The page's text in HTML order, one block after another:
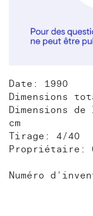
Date: 1990
Dimensions
Dimensions
cm
Tirage: 4/40
Propriétaire:
Numéro